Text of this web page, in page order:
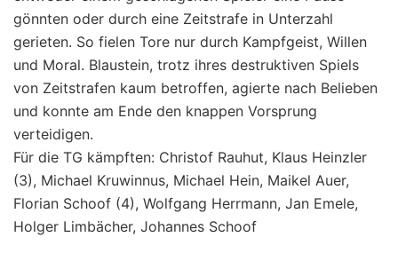
gönnten oder durch eine Zeitstrafe in Unterzahl
gerieten. So fielen Tore nur durch Kampfgeist, Willen
und Moral. Blaustein, trotz ihres destruktiven Spiels
von Zeitstrafen kaum betroffen, agierte nach Belieben
und konnte am Ende den knappen Vorsprung
verteidigen.
Für die TG kämpften: Christof Rauhut, Klaus Heinzler
(3), Michael Kruwinnus, Michael Hein, Maikel Auer,
Florian Schoof (4), Wolfgang Herrmann, Jan Emele,
Holger Limbächer, Johannes Schoof